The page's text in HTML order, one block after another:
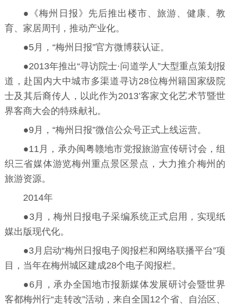
●《梅州日报》先后推出楼市、旅游、健康、教
育、家居周刊，推动产业化。
●5月，“梅州日报”官方微博获认证。
●2013年推出“寻访院士·问道学人”大型重点策划报
道，赴国内大中城市多渠道寻访28位梅州籍国家级院
士及其后裔传人，以此作为2013’客家文化艺术节暨世
界客商大会的特殊献礼。
●9月，“梅州日报”微信公众号正式上线运营。
●11月，承办闽粤赣地市党报旅游宣传研讨会，组
织三省媒体游览梅州重点景区景点，大力推介梅州的
旅游资源。
2014年
●3月，梅州日报电子采编系统正式启用，实现纸
媒出版现代化。
●3月启动“梅州日报电子阅报栏和网络联播平台”项
目，当年在梅州城区建成28个电子阅报栏。
●6月，承办全国地市报新媒体发展研讨会暨世界
客都梅州行“走转改”活动，来自全国12个省、自治区、